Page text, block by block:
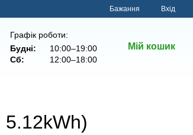
Бажання Вхід
Графік роботи:
Будні:
10:00–19:00
Сб:
12:00–18:00
Мій кошик